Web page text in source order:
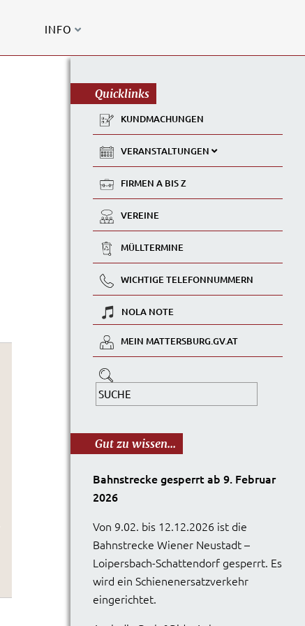
INFO
Quicklinks
KUNDMACHUNGEN
VERANSTALTUNGEN
FIRMEN A BIS Z
VEREINE
MÜLLTERMINE
WICHTIGE TELEFONNUMMERN
NOLA NOTE
MEIN MATTERSBURG.GV.AT
Gut zu wissen...
Bahnstrecke gesperrt ab 9. Februar
2026
Von 9.02. bis 12.12.2026 ist die
Bahnstrecke Wiener Neustadt –
Loipersbach-Schattendorf gesperrt. Es
wird ein Schienenersatzverkehr
eingerichtet.